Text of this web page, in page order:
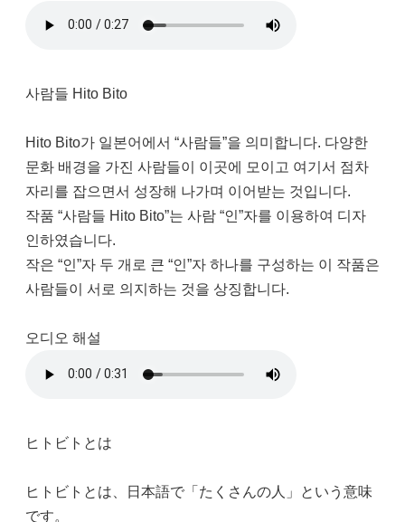
사람들 Hito Bito
Hito Bito가 일본어에서 “사람들”을 의미합니다. 다양한
문화 배경을 가진 사람들이 이곳에 모이고 여기서 점차
자리를 잡으면서 성장해 나가며 이어받는 것입니다.
작품 “사람들 Hito Bito”는 사람 “인”자를 이용하여 디자
인하였습니다.
작은 “인”자 두 개로 큰 “인”자 하나를 구성하는 이 작품은
사람들이 서로 의지하는 것을 상징합니다.
오디오 해설
ヒトビトとは
ヒトビトとは、日本語で「たくさんの人」という意味
です。